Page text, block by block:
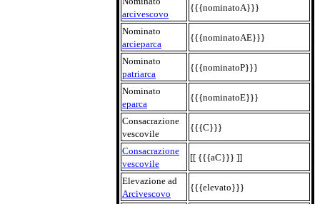
arcivescovo
{{{nominatoA}}}
Nominato
arcieparca
{{{nominatoAE}}}
Nominato
patriarca
{{{nominatoP}}}
Nominato
eparca
{{{nominatoE}}}
Consacrazione
vescovile
{{{C}}}
Consacrazione
vescovile
[[ {{{aC}}} ]]
Elevazione ad
Arcivescovo
{{{elevato}}}